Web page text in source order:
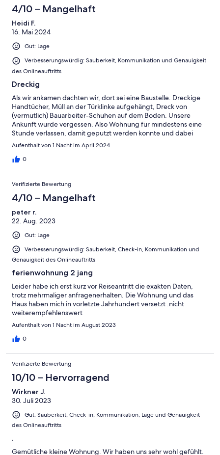
4/10 – Mangelhaft
Heidi F.
16. Mai 2024
Gut: Lage
Verbesserungswürdig: Sauberkeit, Kommunikation und Genauigkeit
des Onlineauftritts
Dreckig
Als wir ankamen dachten wir, dort sei eine Baustelle. Dreckige
Handtücher, Müll an der Türklinke aufgehängt, Dreck von
(vermutlich) Bauarbeiter-Schuhen auf dem Boden. Unsere
Ankunft wurde vergessen. Also Wohnung für mindestens eine
Stunde verlassen, damit geputzt werden konnte und dabei
noch den genervten Blick der Dame ertragen, als wir die Treppe
nicht schnell genug runter gegangen sind. Unser Mittagessen ,
dass wir uns kurz vor der Ankunft gekauft haben, war dann auch
kleine "Entschädigung" (Entgegenkommen) bekommen.
Mussten trotzdem unsere 4-6 Kaffeekapseln bezahlen, obwohl
wir die Wohnung nicht die ganze Zeit nutzen konnten. Trotz
"frisch geputztem" Zustand waren meine weißen Socken
abends braun. Handseife war auch keine vorhanden. Leider
eine sehr schlechte Erfahrung gemacht. Nie wieder
Aufenthalt von 1 Nacht im April 2024
0
Verifizierte Bewertung
4/10 – Mangelhaft
peter r.
22. Aug. 2023
Gut: Lage
Verbesserungswürdig: Sauberkeit, Check-in, Kommunikation und
Genauigkeit des Onlineauftritts
ferienwohnung 2 jang
Leider habe ich erst kurz vor Reiseantritt die exakten Daten,
trotz mehrmaliger anfragenerhalten. Die Wohnung und das
Haus haben mich in vorletzte Jahrhundert versetzt .nicht
weiterempfehlenswert
Aufenthalt von 1 Nacht im August 2023
0
Verifizierte Bewertung
10/10 – Hervorragend
Wirkner J.
30. Juli 2023
Gut: Sauberkeit, Check-in, Kommunikation, Lage und Genauigkeit
des Onlineauftritts
.
Gemütliche kleine Wohnung. Wir haben uns sehr wohl gefühlt.